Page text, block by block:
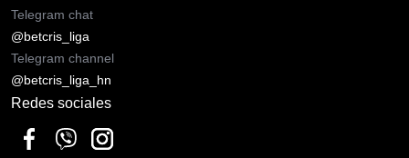
Telegram chat
@betcris_liga
Telegram channel
@betcris_liga_hn
Redes sociales